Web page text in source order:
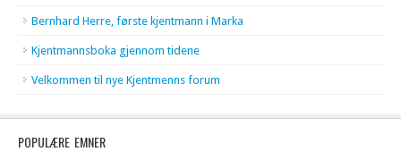
Bernhard Herre, første kjentmann i Marka
Kjentmannsboka gjennom tidene
Velkommen til nye Kjentmenns forum
POPULÆRE EMNER